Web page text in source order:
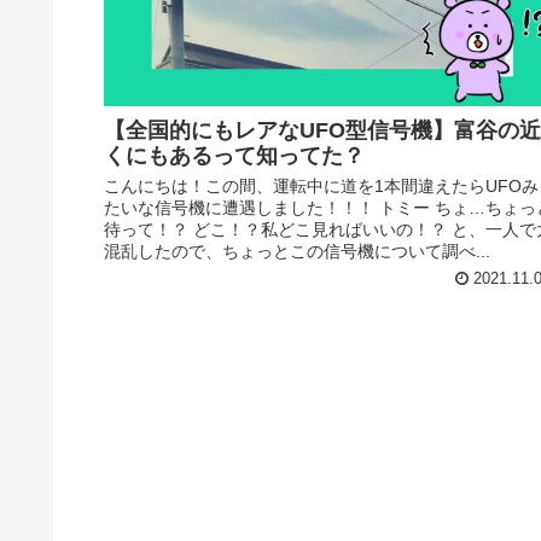
【全国的にもレアなUFO型信号機】富谷の近
くにもあるって知ってた？
こんにちは！この間、運転中に道を1本間違えたらUFOみ
たいな信号機に遭遇しました！！！ トミー ちょ…ちょっ
待って！？ どこ！？私どこ見ればいいの！？ と、一人で
混乱したので、ちょっとこの信号機について調べ...